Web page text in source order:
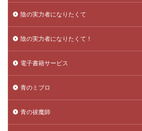
陰の実力者になりたくて
陰の実力者になりたくて！
電子書籍サービス
青のミブロ
青の祓魔師